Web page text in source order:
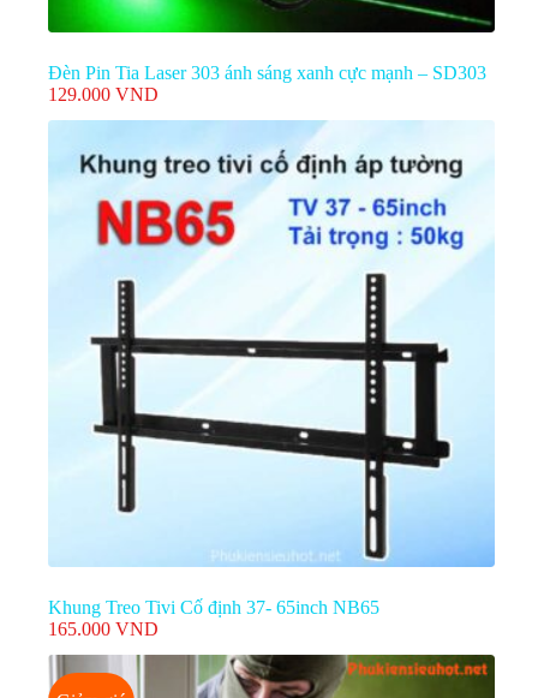
Đèn Pin Tia Laser 303 ánh sáng xanh cực mạnh – SD303
129.000 VND
Khung Treo Tivi Cố định 37- 65inch NB65
165.000 VND